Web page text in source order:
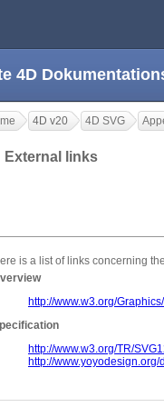
4D
4D v20 4D SVG
External links
is a list of links concerning
http://www.w3.org/
http://www.w3.org/TR/
http://www.yoyodesign.org/